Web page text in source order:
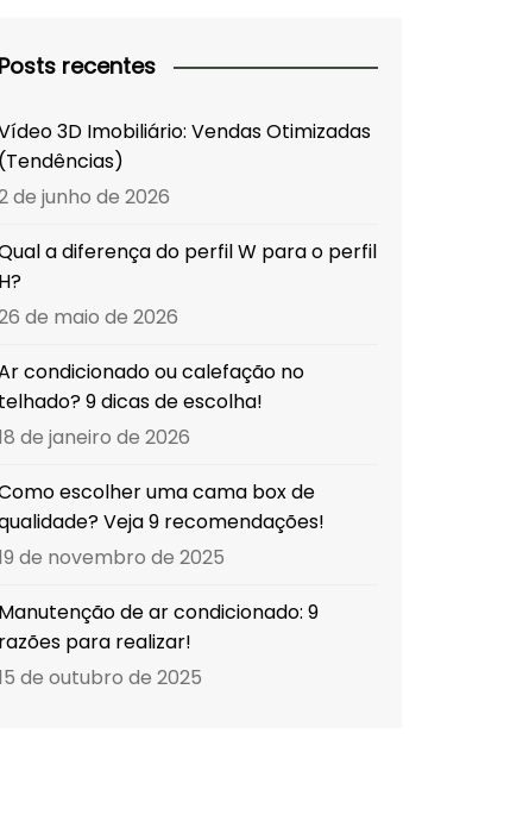
Posts recentes
3D Imobiliário: Vendas Otimizadas
(Tendências)
de junho de 2026
a diferença do perfil W para o perfil
H?
de maio de 2026
condicionado ou calefação no
telhado? 9 dicas de escolha!
de janeiro de 2026
escolher uma cama box de
Veja 9 recomendações!
de novembro de 2025
Manutenção de ar condicionado: 9
razões para realizar!
de outubro de 2025